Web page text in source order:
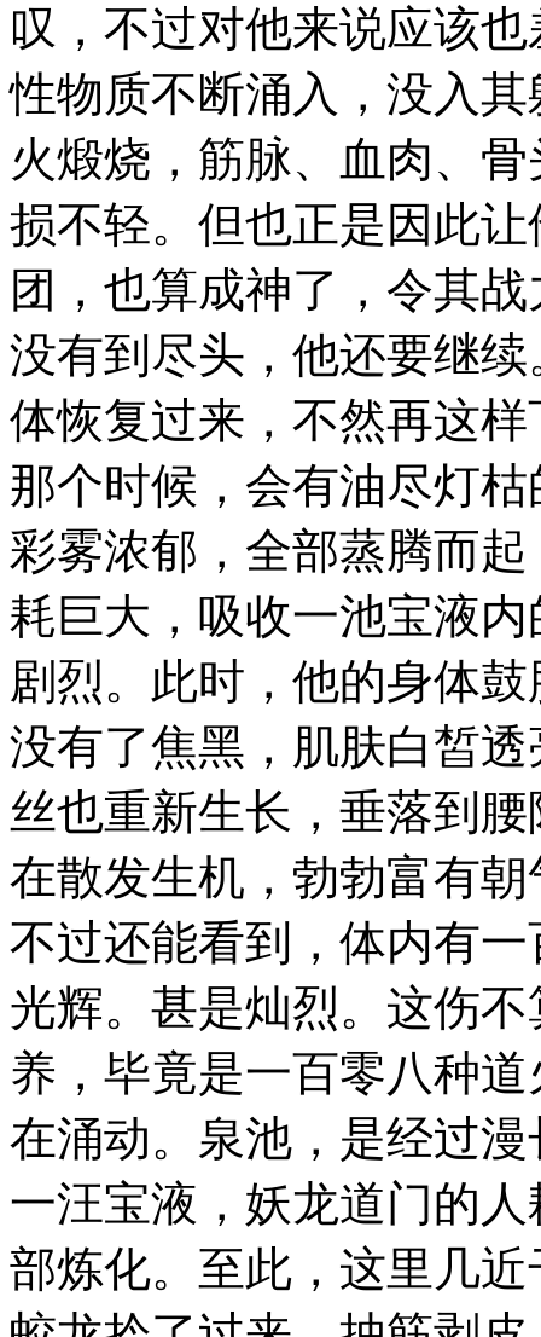
叹，不过对他来说应该
性物质不断涌入，没入
火煅烧，筋脉、血肉、
损不轻。但也正是因此
团，也算成神了，令其
没有到尽头，他还要继
体恢复过来，不然再这
那个时候，会有油尽灯
彩雾浓郁，全部蒸腾而
耗巨大，吸收一池宝液
剧烈。此时，他的身体
没有了焦黑，肌肤白皙
丝也重新生长，垂落到
在散发生机，勃勃富有
不过还能看到，体内有
光辉。甚是灿烈。这伤
养，毕竟是一百零八种
在涌动。泉池，是经过
一汪宝液，妖龙道门的
部炼化。至此，这里几